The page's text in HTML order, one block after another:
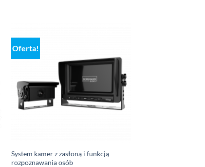
Oferta!
System kamer z zasłoną i funkcją
rozpoznawania osób